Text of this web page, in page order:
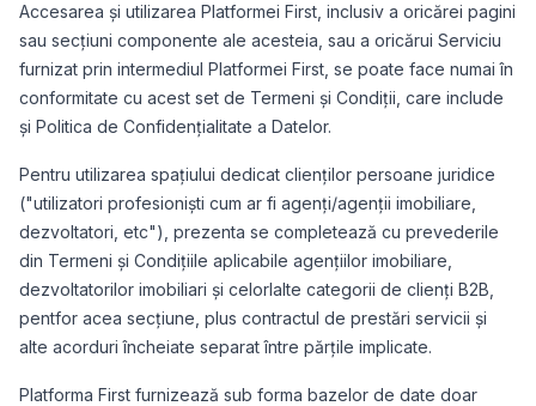
Accesarea și utilizarea Platformei First, inclusiv a oricărei pagini
sau secțiuni componente ale acesteia, sau a oricărui Serviciu
furnizat prin intermediul Platformei First, se poate face numai în
conformitate cu acest set de Termeni și Condiții, care include
și Politica de Confidențialitate a Datelor.
Pentru utilizarea spațiului dedicat clienților persoane juridice
("utilizatori profesioniști cum ar fi agenți/agenții imobiliare,
dezvoltatori, etc"), prezenta se completează cu prevederile
din Termeni și Condițiile aplicabile agențiilor imobiliare,
dezvoltatorilor imobiliari și celorlalte categorii de clienți B2B,
pentfor acea secțiune, plus contractul de prestări servicii și
alte acorduri încheiate separat între părțile implicate.
Platforma First furnizează sub forma bazelor de date doar